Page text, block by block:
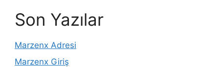
Son Yazılar
Marzenx Adresi
Marzenx Giriş